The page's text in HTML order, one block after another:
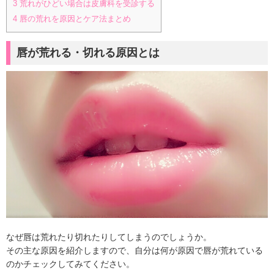
3 荒れがひどい場合は皮膚科を受診する
4 唇の荒れを原因とケア法まとめ
唇が荒れる・切れる原因とは
なぜ唇は荒れたり切れたりしてしまうのでしょうか。
その主な原因を紹介しますので、自分は何が原因で唇が荒れている
のかチェックしてみてください。